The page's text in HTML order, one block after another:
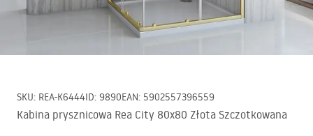
SKU: REA-K6444ID: 9890EAN: 5902557396559
Kabina prysznicowa Rea City 80x80 Złota Szczotkowana